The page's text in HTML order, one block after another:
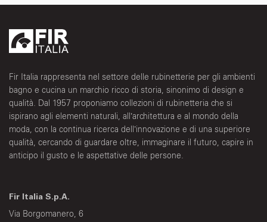
Fir Italia rappresenta nel settore delle rubinetterie per gli ambienti
bagno e cucina un marchio ricco di storia, sinonimo di design e
qualità. Dal 1957 proponiamo collezioni di rubinetteria che si
ispirano agli elementi naturali, all’architettura e al mondo della
moda, con la continua ricerca dell’innovazione e di una superiore
qualità, cercando di guardare oltre, immaginare il futuro, capire in
anticipo il gusto e le aspettative delle persone.
Fir Italia S.p.A.
Via Borgomanero, 6